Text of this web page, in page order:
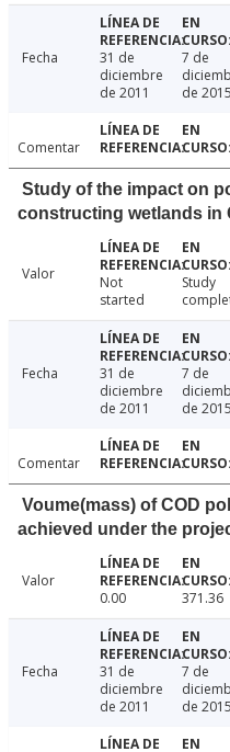
Fecha
31 de
diciembre
de 2011
7 de
de 2015
Comentar
Study of the impact on
constructing wetlands in
Valor
Not
started
Study
Fecha
31 de
diciembre
de 2011
7 de
de 2015
Comentar
Voume(mass) of COD
achieved under the
Valor
0.00
371.36
Fecha
31 de
diciembre
de 2011
7 de
de 2015